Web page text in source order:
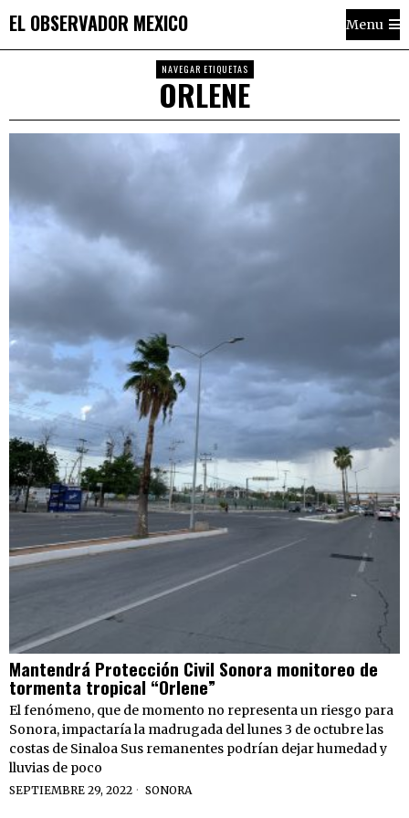
EL OBSERVADOR MEXICO Menu
NAVEGAR ETIQUETAS
ORLENE
Mantendrá Protección Civil Sonora monitoreo de
tormenta tropical “Orlene”
El fenómeno, que de momento no representa un riesgo para
Sonora, impactaría la madrugada del lunes 3 de octubre las
costas de Sinaloa Sus remanentes podrían dejar humedad y
lluvias de poco
SEPTIEMBRE 29, 2022 SONORA